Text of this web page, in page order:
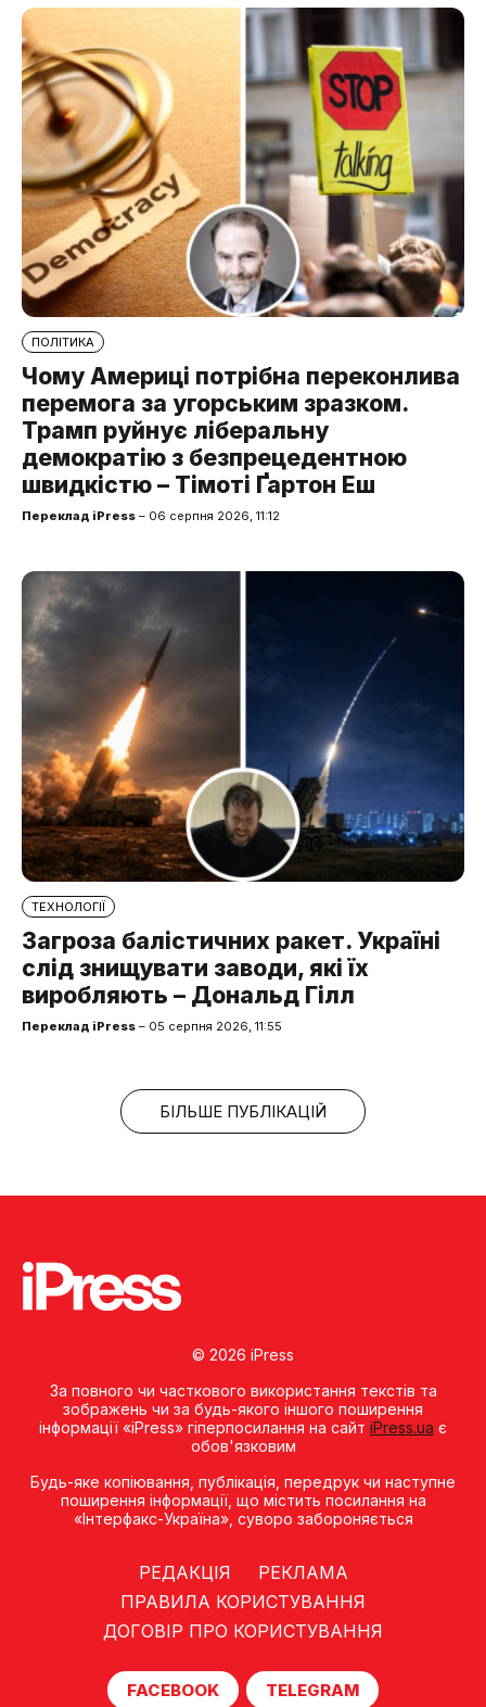
ПОЛІТИКА
Чому Америці потрібна переконлива
перемога за угорським зразком.
Трамп руйнує ліберальну
демократію з безпрецедентною
швидкістю – Тімоті Ґартон Еш
Переклад iPress – 06 серпня 2026, 11:12
ТЕХНОЛОГІЇ
Загроза балістичних ракет. Україні
слід знищувати заводи, які їх
виробляють – Дональд Гілл
Переклад iPress – 05 серпня 2026, 11:55
БІЛЬШЕ ПУБЛІКАЦІЙ
© 2026 iPress
За повного чи часткового використання текстів та
зображень чи за будь-якого іншого поширення
інформації «iPress» гіперпосилання на сайт iPress.ua є
обов'язковим
Будь-яке копiювання, публiкацiя, передрук чи наступне
поширення iнформацiї, що мiстить посилання на
«Iнтерфакс-Україна», суворо забороняється
РЕДАКЦІЯ
РЕКЛАМА
ПРАВИЛА КОРИСТУВАННЯ
ДОГОВІР ПРО КОРИСТУВАННЯ
FACEBOOK TELEGRAM